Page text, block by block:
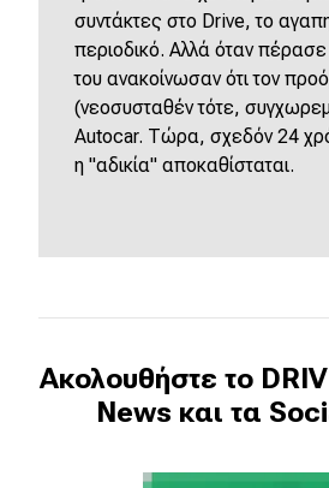
συντάκτες στο Drive, το
περιοδικό. Αλλά όταν πέρασε
του ανακοίνωσαν ότι τον
(νεοσυσταθέν τότε,
Autocar. Τώρα, σχεδόν 24
η "αδικία" αποκαθίσταται.
Ακολουθήστε το
News και τα